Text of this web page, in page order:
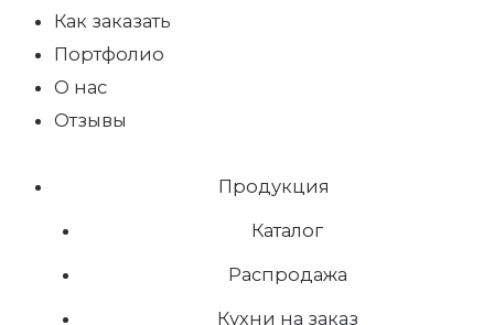
Как заказать
Портфолио
О нас
Отзывы
Продукция
Каталог
Распродажа
Кухни на заказ